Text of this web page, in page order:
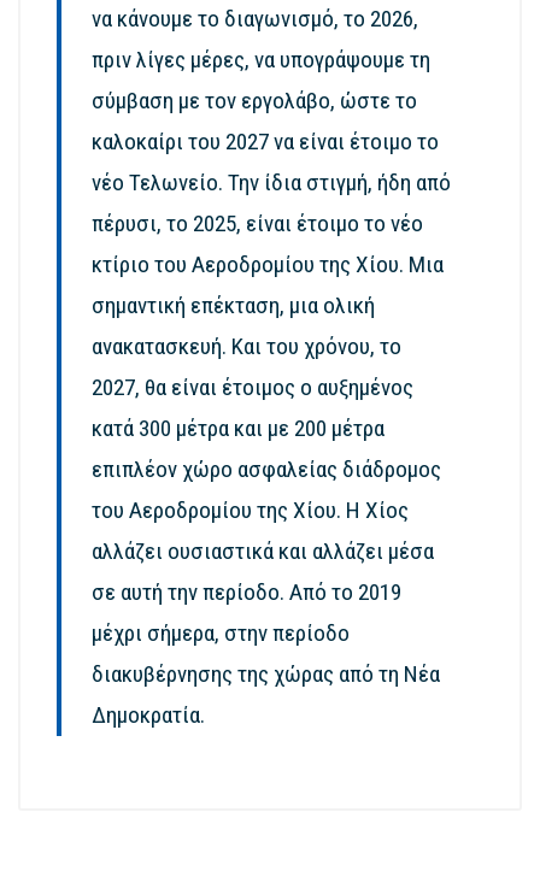
να κάνουμε το διαγωνισμό, το 2026,
πριν λίγες μέρες, να υπογράψουμε τη
σύμβαση με τον εργολάβο, ώστε το
καλοκαίρι του 2027 να είναι έτοιμο το
νέο Τελωνείο. Την ίδια στιγμή, ήδη από
πέρυσι, το 2025, είναι έτοιμο το νέο
κτίριο του Αεροδρομίου της Χίου. Μια
σημαντική επέκταση, μια ολική
ανακατασκευή. Και του χρόνου, το
2027, θα είναι έτοιμος ο αυξημένος
κατά 300 μέτρα και με 200 μέτρα
επιπλέον χώρο ασφαλείας διάδρομος
του Αεροδρομίου της Χίου. Η Χίος
αλλάζει ουσιαστικά και αλλάζει μέσα
σε αυτή την περίοδο. Από το 2019
μέχρι σήμερα, στην περίοδο
διακυβέρνησης της χώρας από τη Νέα
Δημοκρατία.